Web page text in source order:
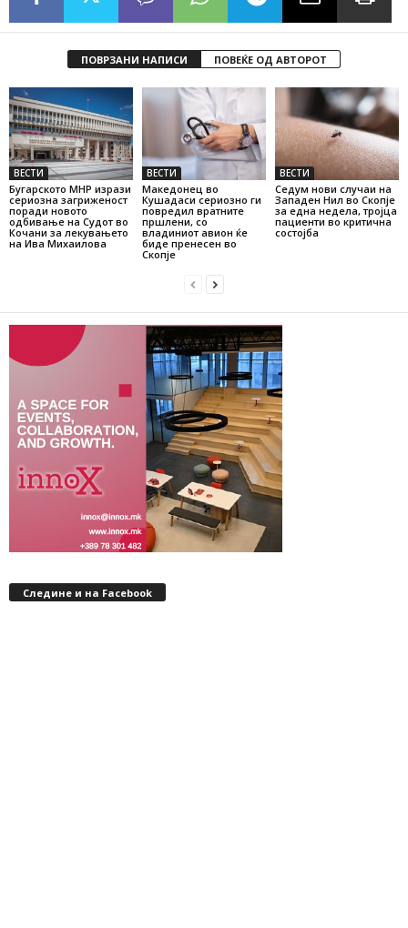
ПОВРЗАНИ НАПИСИ ПОВЕЌЕ ОД АВТОРОТ
ВЕСТИ
Бугарското МНР изрази
сериозна загриженост
поради новото
одбивање на Судот во
Кочани за лекувањето
на Ива Михаилова
ВЕСТИ
Македонец во
Кушадаси сериозно ги
повредил вратните
пршлени, со
владиниот авион ќе
биде пренесен во
Скопје
ВЕСТИ
Седум нови случаи на
Западен Нил во Скопје
за една недела, тројца
пациенти во критична
состојба
Следине и на Facebook